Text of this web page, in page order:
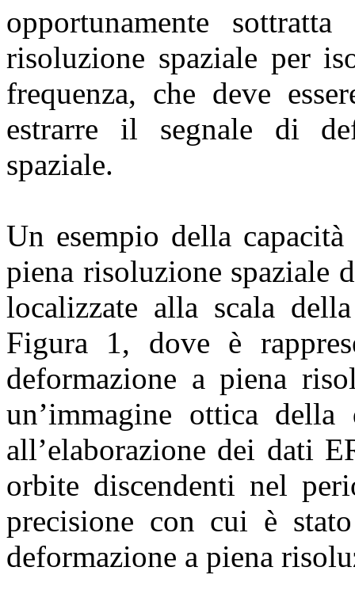
opportunamente
risoluzione spaziale per
frequenza, che deve
estrarre il segnale di
spaziale.
Un esempio della
piena risoluzione spaziale
localizzate alla scala
Figura 1, dove è
deformazione a piena
un’immagine ottica
all’elaborazione dei dati
orbite discendenti nel
precisione con cui è
deformazione a piena